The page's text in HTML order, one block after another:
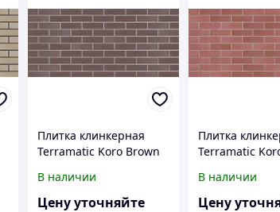
Плитка клинкерная
Terramatic Koro Brown
коричневая, короед
В наличии
Цену уточняйте
Плитка
Terramatic
240x71x14 мм,
короед
В наличии
Цену